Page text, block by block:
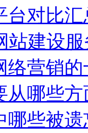
台对比汇
站建设
络营销
从哪些
哪些被